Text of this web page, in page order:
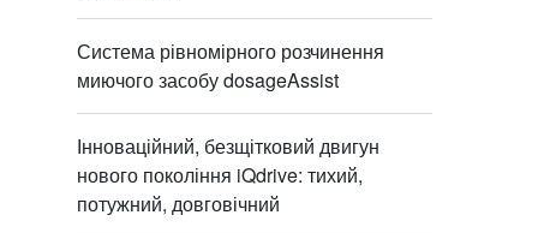
Система рівномірного розчинення
миючого засобу dosageAssist
Інноваційний, безщітковий двигун
нового покоління iQdrive: тихий,
потужний, довговічний